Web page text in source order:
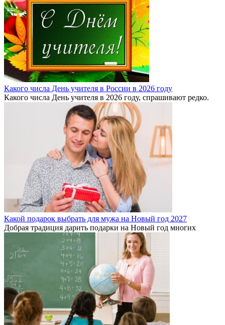
Какого числа День учителя в России в 2026 году
Какого числа День учителя в 2026 году, спрашивают редко.
Какой подарок выбрать для мужа на Новый год 2027
Добрая традиция дарить подарки на Новый год многих